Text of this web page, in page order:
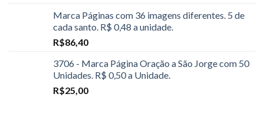
Marca Páginas com 36 imagens diferentes. 5 de
cada santo. R$ 0,48 a unidade.
R$86,40
3706 - Marca Página Oração a São Jorge com 50
Unidades. R$ 0,50 a Unidade.
R$25,00